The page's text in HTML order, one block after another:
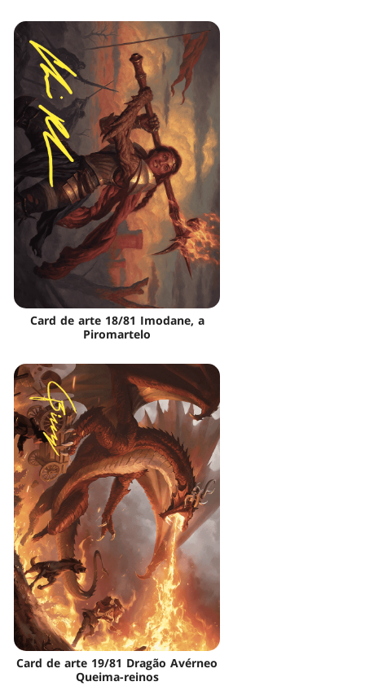
Card de arte 18/81 Imodane, a
Piromartelo
Card de arte 19/81 Dragão Avérneo
Queima-reinos